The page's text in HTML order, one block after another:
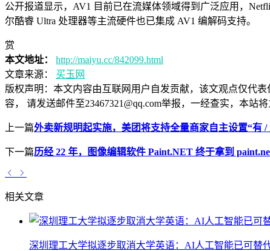
公开报道显示，AV1 目前已在流媒体领域得到广泛应用，
尔酷睿 Ultra 处理器等主流硬件也已集成 AV1 编解码支持。
赏
本文地址：
http://maiyu.cc/842099.html
文章来源：
买玉网
版权声明： 本文内容由互联网用户自发贡献，该文观点仅代
容， 请发送邮件至23467321@qq.com举报，一经查实，本站
上一篇外卖新规明起实施，美团将支持全量商家自主设置“有 /
下一篇历经 22 年，图像编辑软件 Paint.NET 终于拿到
相关文章
深圳理工大学拟逐步取消大学英语：AI人工智能已可替